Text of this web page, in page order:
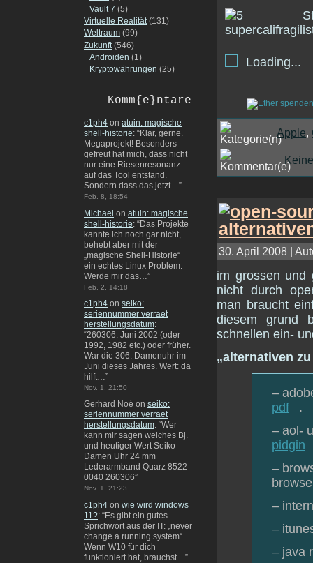
Vault 7 (5)
Virtuelle Realität(131)
Weltraum (99)
Zukunft (546)
Androiden (1)
Kryptowährungen (25)
Komm{e}ntare
c1ph4 on atuin: magische
shell-historie: “Klar, gerne.
Megaprojekt! Besonders
gefreut hat mich, dass nicht
nur eine Riesenresonanz
auf das Tool entstand.
Sondern dass das jetzt…”
Feb. 8, 18:54
Michael on atuin: magische
shell-historie: “Das Projekte
kannte ich noch gar nicht,
behebt aber mit der
„magische Shell-Historie“
ein echtes Linux Problem.
Werde mir das… ”
Feb. 2, 14:18
c1ph4 on seiko:
seriennummer verraet
herstellungsdatum:
“260306: Juni 2002 (oder
1992, 1982 etc.) oder früher.
War die 306. Damenuhr im
Juni dieses Jahres. Wert: da
hilft…”
Nov. 1, 21:50
Gerhard Noé on seiko:
seriennummer verraet
herstellungsdatum: “Wer
kann mir sagen welches Bj.
und heutiger Wert Seiko
Damen Uhr 24 mm
Lederarmband Quarz 8522-
0040 260306”
Nov. 1, 21:23
c1ph4 on wie wird windows
11?: “Es gibt ein gutes
Sprichwort aus der IT: „never
change a running system“.
Wenn W10 für dich
funktioniert hat, brauchst…”
Loading...
Apple,
30. April 2008 |
im grossen und
nicht durch
man braucht
diesem grund
schnellen ein-
„alternativen
–
pdf
.
– aol-
pidgin
–
–
–
– java